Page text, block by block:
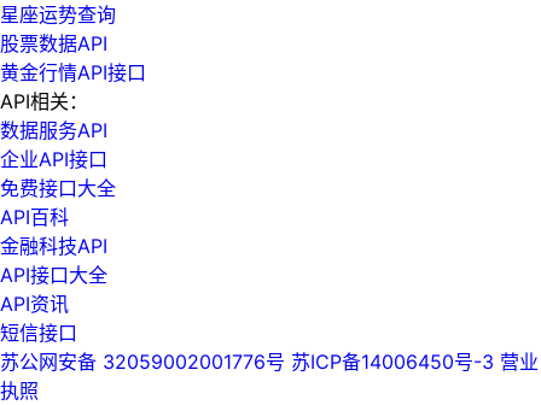
星座运势查询
股票数据API
黄金行情API接口
API相关：
数据服务API
企业API接口
免费接口大全
API百科
金融科技API
API接口大全
API资讯
短信接口
苏公网安备 32059002001776号 苏ICP备14006450号-3 营业
执照